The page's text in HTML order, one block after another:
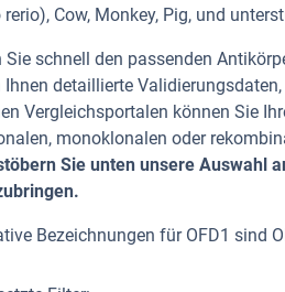
rerio), Cow, Monkey, Pig, und
Sie schnell den passenden
Ihnen detaillierte
Vergleichsportalen können Sie
monoklonalen oder
Sie unten unsere Auswahl
Bezeichnungen für OFD1 sind